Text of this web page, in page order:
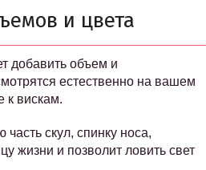
и цвета
добавить объем и
естественно на вашем
к вискам.
скул, спинку носа,
жизни и позволит ловить свет